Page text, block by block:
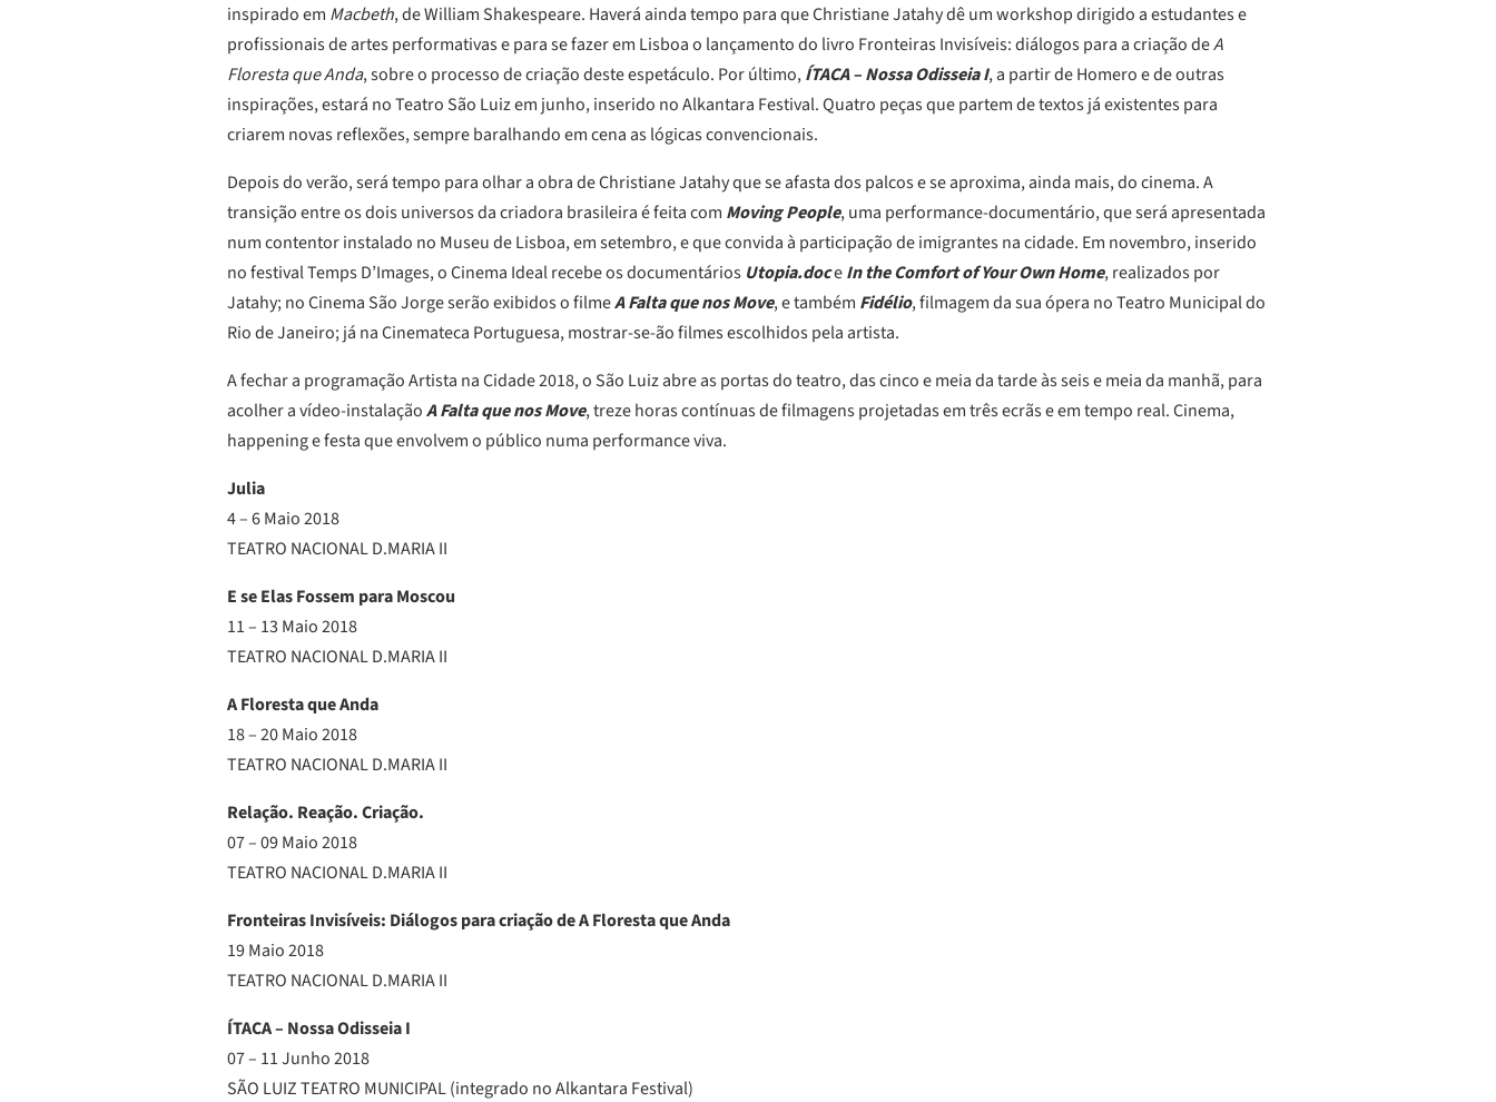
inspirado em Macbeth, de William Shakespeare. Haverá ainda tempo para que Christiane Jatahy dê um workshop dirigido a estudantes e
profissionais de artes performativas e para se fazer em Lisboa o lançamento do livro Fronteiras Invisíveis: diálogos para a criação deA
Floresta que Anda, sobre o processo de criação deste espetáculo. Por último,ÍTACA – Nossa Odisseia I, a partir de Homero e de outras
inspirações, estará no Teatro São Luiz em junho, inserido no Alkantara Festival. Quatro peças que partem de textos já existentes para
criarem novas reflexões, sempre baralhando em cena as lógicas convencionais.
Depois do verão, será tempo para olhar a obra de Christiane Jatahy que se afasta dos palcos e se aproxima, ainda mais, do cinema. A
transição entre os dois universos da criadora brasileira é feita com Moving People, uma performance-documentário, que será apresentada
num contentor instalado no Museu de Lisboa, em setembro, e que convida à participação de imigrantes na cidade. Em novembro, inserido
no festival Temps D’Images, o Cinema Ideal recebe os documentários Utopia.doceIn the Comfort of Your Own Home, realizados por
Jatahy; no Cinema São Jorge serão exibidos o filmeA Falta que nos Move, e também Fidélio, filmagem da sua ópera no Teatro Municipal do
Rio de Janeiro; já na Cinemateca Portuguesa, mostrar-se-ão filmes escolhidos pela artista.
A fechar a programação Artista na Cidade 2018, o São Luiz abre as portas do teatro, das cinco e meia da tarde às seis e meia da manhã, para
acolher a vídeo-instalaçãoA Falta que nos Move, treze horas contínuas de filmagens projetadas em três ecrãs e em tempo real. Cinema,
happening e festa que envolvem o público numa performance viva.
Julia
4 – 6 Maio 2018
TEATRO NACIONAL D.MARIA II
E se Elas Fossem para Moscou
11 – 13 Maio 2018
TEATRO NACIONAL D.MARIA II
A Floresta que Anda
18 – 20 Maio 2018
TEATRO NACIONAL D.MARIA II
Relação. Reação. Criação.
07 – 09 Maio 2018
TEATRO NACIONAL D.MARIA II
Fronteiras Invisíveis: Diálogos para criação de A Floresta que Anda
19 Maio 2018
TEATRO NACIONAL D.MARIA II
ÍTACA – Nossa Odisseia I
07 – 11 Junho 2018
SÃO LUIZ TEATRO MUNICIPAL (integrado no Alkantara Festival)